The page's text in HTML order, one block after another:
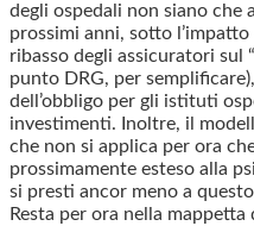
degli ospedali non siano che
prossimi anni, sotto
ribasso degli assicuratori sul
punto DRG, per
dell’obbligo per gli istituti
investimenti. Inoltre, il
che non si applica per ora
prossimamente esteso alla
si presti ancor meno a
Resta per ora nella